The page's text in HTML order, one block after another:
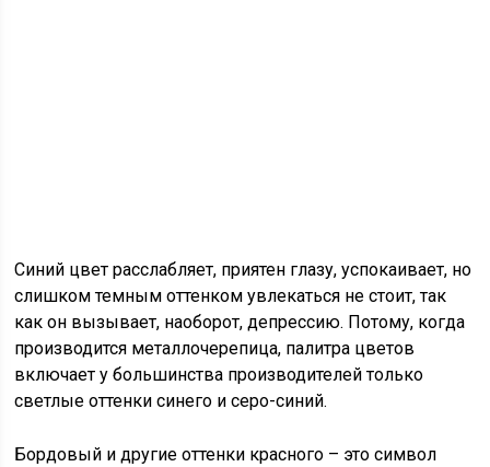
Синий цвет расслабляет, приятен глазу, успокаивает, но
слишком темным оттенком увлекаться не стоит, так
как он вызывает, наоборот, депрессию. Потому, когда
производится металлочерепица, палитра цветов
включает у большинства производителей только
светлые оттенки синего и серо-синий.
Бордовый и другие оттенки красного – это символ